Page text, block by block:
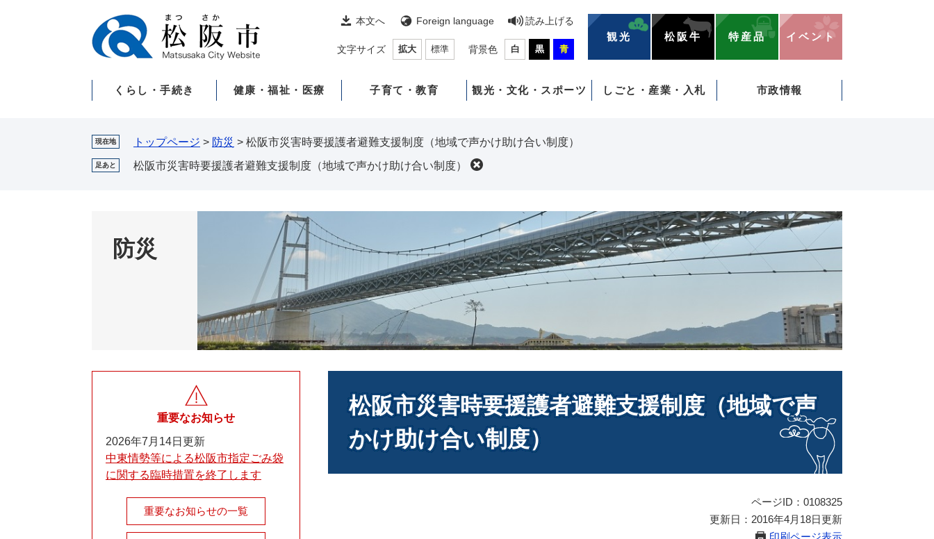
本文へ Foreign language 読み上げる
文字サイズ 拡大 標準 背景色 白 黒 青
観光 松阪牛 特産品 イベント
くらし・手続き 健康・福祉・医療 子育て・教育 観光・文化・スポーツ しごと・産業・入札 市政情報
現在地 トップページ > 防災 > 松阪市災害時要援護者避難支援制度（地域で声かけ助け合い制度）
足あと 松阪市災害時要援護者避難支援制度（地域で声かけ助け合い制度）
防災
松阪市災害時要援護者避難支援制度（地域で声
かけ助け合い制度）
ページID：0108325
更新日：2016年4月18日更新
印刷ページ表示
重要なお知らせ
2026年7月14日更新
中東情勢等による松阪市指定ごみ袋
に関する臨時措置を終了します
重要なお知らせの一覧